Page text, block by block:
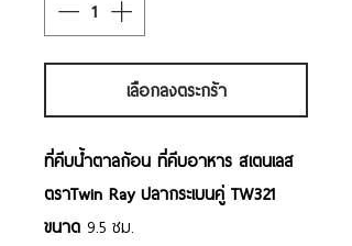
เลือกลงตระกร้า
ที่คีบน้ำตาลก้อน ที่คีบอาหาร สเตนเลส
ตราTwin Ray ปลากระเบนคู่ TW321
ขนาด 9.5 ซม.